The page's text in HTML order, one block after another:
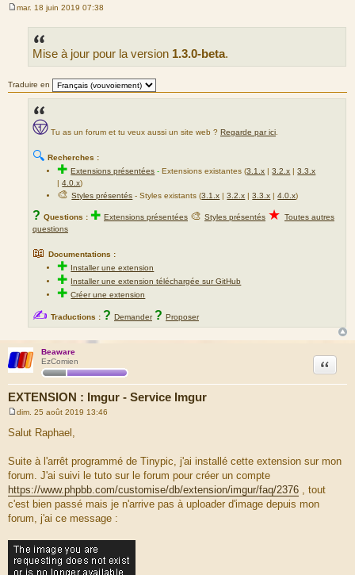
mar. 18 juin 2019 07:38
Mise à jour pour la version 1.3.0-beta.
Traduire en
Tu as un forum et tu veux aussi un site web ? Regarde par ici
🔍 Recherches :
✚Extensions présentées -Extensions existantes (3.1.x |3.2.x |3.3.x
|4.0.x)
🎨Styles présentés - Styles existants (3.1.x |3.2.x |3.3.x |4.0.x)
? Questions : ✚ Extensions présentées 🎨 Styles présentés ★ Toutes autres
questions
📖 Documentations :
✚ Installer une extension
✚ Installer une extension téléchargée sur GitHub
✚Créer une extension
✍ Traductions : ? Demander ? Proposer
Beaware
EzComien
EXTENSION : Imgur - Service Imgur
Citation
e
s
a
g
e
dim. 25 août 2019 13:46
Salut Raphael,
Suite à l'arrêt programmé de Tinypic, j'ai installé cette extension sur mon
forum. J'ai suivi le tuto sur le forum pour créer un compte
https://www.phpbb.com/customise/db/extension/imgur/faq/2376 , tout
c'est bien passé mais je n'arrive pas à uploader d'image depuis mon
forum, j'ai ce message :